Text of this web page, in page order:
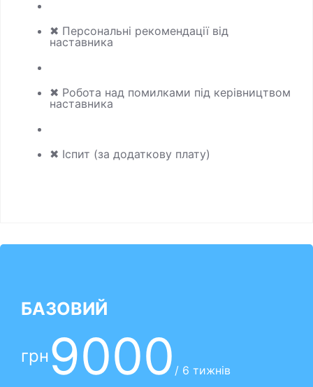
✖ Персональні рекомендації від
наставника
✖ Робота над помилками під керівництвом
наставника
✖ Іспит (за додаткову плату)
БАЗОВИЙ
грн9000 / 6 тижнів